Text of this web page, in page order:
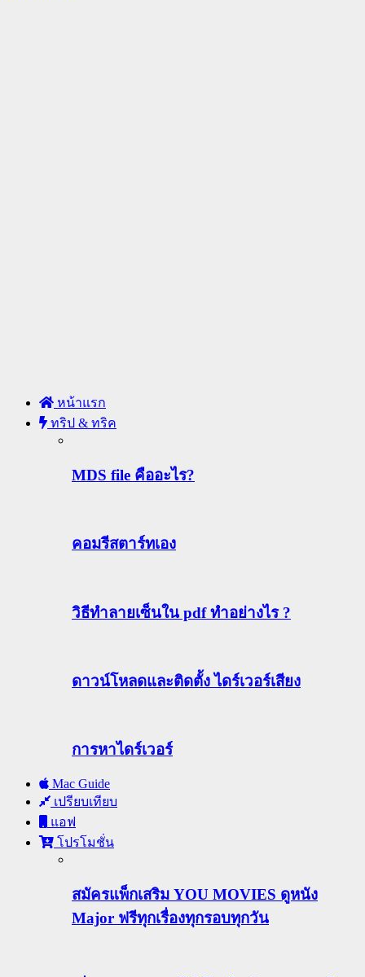
หน้าแรก
ทริป & ทริค
MDS file คืออะไร?
คอมรีสตาร์ทเอง
วิธีทําลายเซ็นใน pdf ทำอย่างไร ?
ดาวน์โหลดและติดตั้ง ไดร์เวอร์เสียง
การหาไดร์เวอร์
Mac Guide
เปรียบเทียบ
แอฟ
โปรโมชั่น
สมัครแพ็กเสริม YOU MOVIES ดูหนัง
Major ฟรีทุกเรื่องทุกรอบทุกวัน